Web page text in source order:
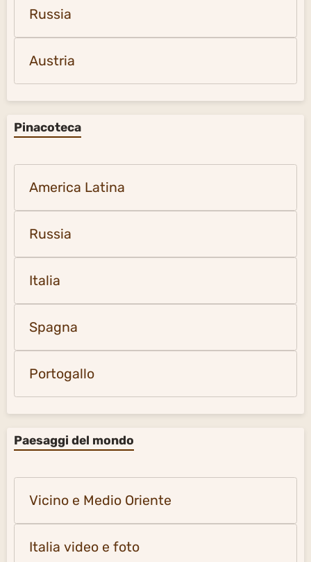
Russia
Austria
Pinacoteca
America Latina
Russia
Italia
Spagna
Portogallo
Paesaggi del mondo
Vicino e Medio Oriente
Italia video e foto